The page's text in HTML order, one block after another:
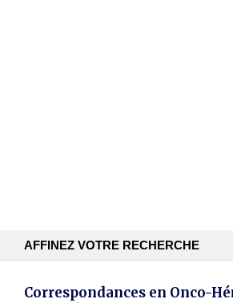
AFFINEZ VOTRE RECHERCHE
Correspondances en Onco-